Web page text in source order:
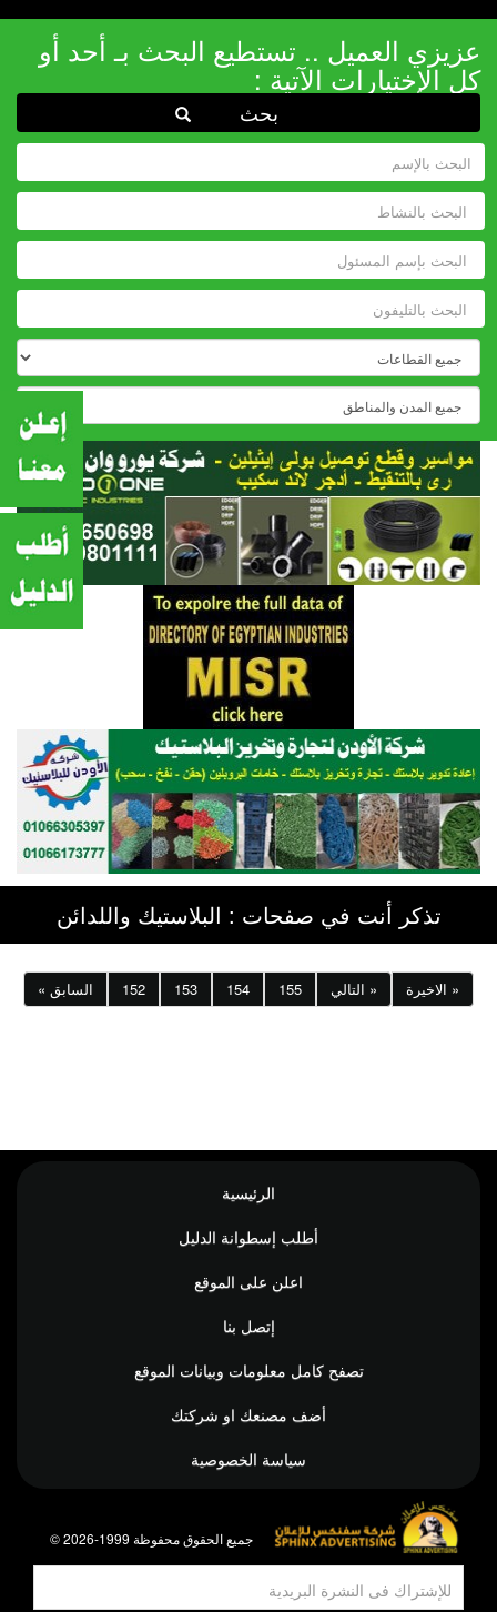
عزيزي العميل .. تستطيع البحث بـ أحد أو
كل الإختيارات الآتية :
تذكر أنت في صفحات : البلاستيك واللدائن
« السابق 152 153 154 155 التالي » الاخيرة »
الرئيسية
أطلب إسطوانة الدليل
اعلن على الموقع
إتصل بنا
تصفح كامل معلومات وبيانات الموقع
أضف مصنعك او شركتك
سياسة الخصوصية
© جميع الحقوق محفوظة 1999-2026